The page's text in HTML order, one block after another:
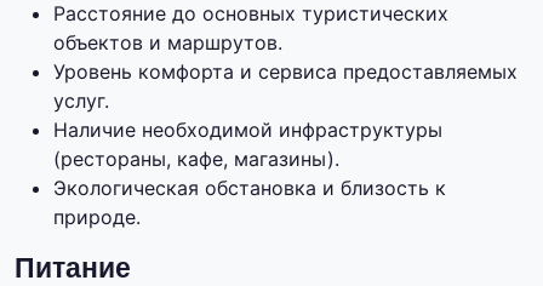
Расстояние до основных туристических
объектов и маршрутов.
Уровень комфорта и сервиса предоставляемых
услуг.
Наличие необходимой инфраструктуры
(рестораны, кафе, магазины).
Экологическая обстановка и близость к
природе.
Питание